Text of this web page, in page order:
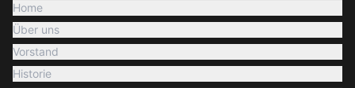
Home
Über uns
Vorstand
Historie